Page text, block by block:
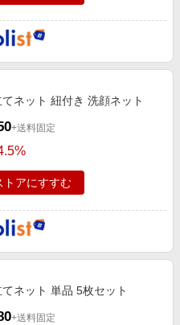
ネット 紐付き 洗顔ネット
+送料固定
トアにすすむ
ネット 単品 5枚セット
+送料固定